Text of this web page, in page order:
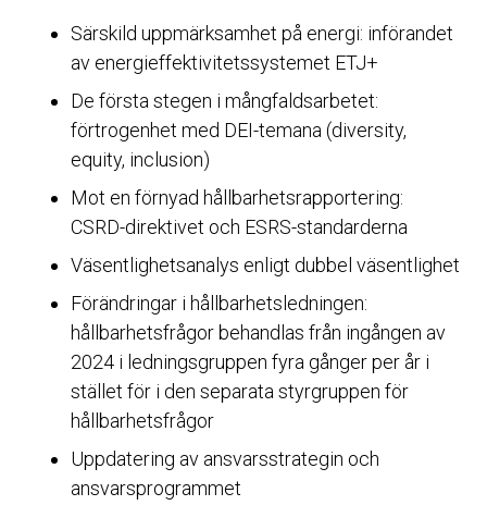
Särskild uppmärksamhet på energi: införandet
av energieffektivitetssystemet ETJ+
De första stegen i mångfaldsarbetet:
förtrogenhet med DEI-temana (diversity,
equity, inclusion)
Mot en förnyad hållbarhetsrapportering:
CSRD-direktivet och ESRS-standarderna
Väsentlighetsanalys enligt dubbel väsentlighet
Förändringar i hållbarhetsledningen:
hållbarhetsfrågor behandlas från ingången av
2024 i ledningsgruppen fyra gånger per år i
stället för i den separata styrgruppen för
hållbarhetsfrågor
Uppdatering av ansvarsstrategin och
ansvarsprogrammet